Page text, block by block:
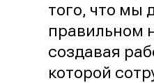
того, что мы
правильном
создавая
которой